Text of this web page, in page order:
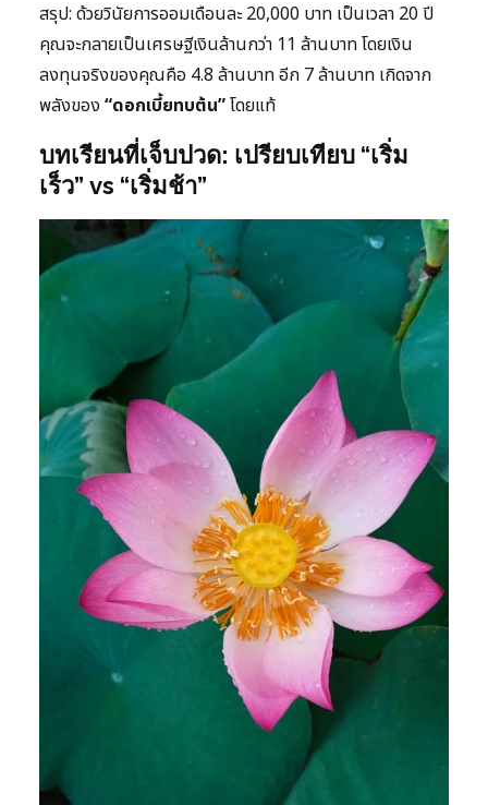
สรุป: ด้วยวินัยการออมเดือนละ 20,000 บาท เป็นเวลา 20 ปี
คุณจะกลายเป็นเศรษฐีเงินล้านกว่า 11 ล้านบาท โดยเงิน
ลงทุนจริงของคุณคือ 4.8 ล้านบาท อีก 7 ล้านบาท เกิดจาก
พลังของ “ดอกเบี้ยทบต้น”โดยแท้
บทเรียนที่เจ็บปวด: เปรียบเทียบ “เริ่ม
เร็ว” vs “เริ่มช้า”